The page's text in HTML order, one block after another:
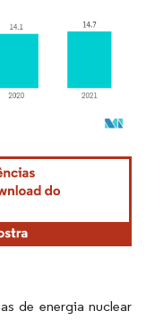
conforme CC BY 4.0.
de energia nuclear